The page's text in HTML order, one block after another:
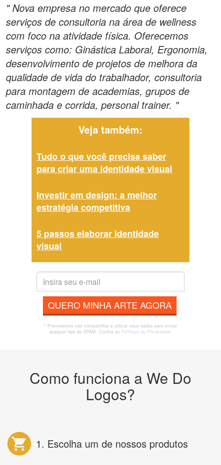
" Nova empresa no mercado que oferece
serviços de consultoria na área de wellness
com foco na atividade física. Oferecemos
serviços como: Ginástica Laboral, Ergonomia,
desenvolvimento de projetos de melhora da
qualidade de vida do trabalhador, consultoria
para montagem de academias, grupos de
caminhada e corrida, personal trainer. "
Veja também:
Tudo o que você precisa saber
para criar uma identidade visual
Investir em design: a melhor
estratégia competitiva
5 passos elaborar identidade
visual
QUERO MINHA ARTE AGORA
* Prometemos não compartilhar e utilizar seus dados para enviar
qualquer tipo de SPAM. Confira as Políticas de Privacidade.
Como funciona a We Do
Logos?
1. Escolha um de nossos produtos